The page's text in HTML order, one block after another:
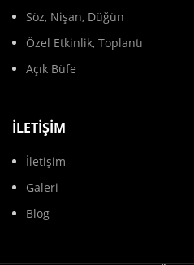
Söz, Nişan, Düğün
Özel Etkinlik, Toplantı
Açık Büfe
İLETIŞIM
İletişim
Galeri
Blog